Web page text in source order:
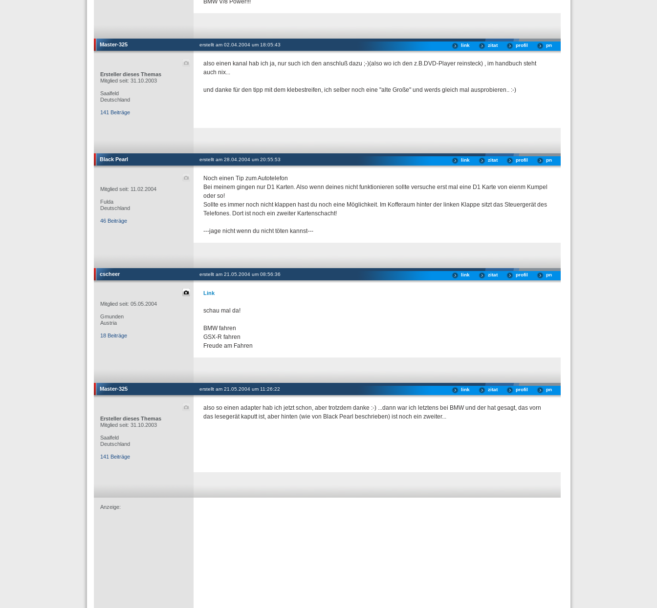
BMW V/8 Power!!!
Master-325 erstellt am 02.04.2004 um 18:05:43 pn
profil
zitat
link
Ersteller dieses Themas
Mitglied seit: 31.10.2003
Saalfeld
Deutschland
141 Beiträge
also einen kanal hab ich ja, nur such ich den anschluß dazu ;-)(also wo ich den z.B.DVD-Player reinsteck) , im handbuch steht
auch nix...
und danke für den tipp mit dem klebestreifen, ich selber noch eine "alte Große" und werds gleich mal ausprobieren.. :-)
Black Pearl erstellt am 28.04.2004 um 20:55:53 pn
profil
zitat
link
Mitglied seit: 11.02.2004
Fulda
Deutschland
46 Beiträge
Noch einen Tip zum Autotelefon
Bei meinem gingen nur D1 Karten. Also wenn deines nicht funktionieren sollte versuche erst mal eine D1 Karte von eienm Kumpel
oder so!
Sollte es immer noch nicht klappen hast du noch eine Möglichkeit. Im Kofferaum hinter der linken Klappe sitzt das Steuergerät des
Telefones. Dort ist noch ein zweiter Kartenschacht!
---jage nicht wenn du nicht töten kannst---
cscheer erstellt am 21.05.2004 um 08:56:36 pn
profil
zitat
link
Mitglied seit: 05.05.2004
Gmunden
Austria
18 Beiträge
Link
schau mal da!
BMW fahren
GSX-R fahren
Freude am Fahren
Master-325 erstellt am 21.05.2004 um 11:26:22 pn
profil
zitat
link
Ersteller dieses Themas
Mitglied seit: 31.10.2003
Saalfeld
Deutschland
141 Beiträge
also so einen adapter hab ich jetzt schon, aber trotzdem danke :-) ...dann war ich letztens bei BMW und der hat gesagt, das vorn
das lesegerät kaputt ist, aber hinten (wie von Black Pearl beschrieben) ist noch ein zweiter...
Anzeige: